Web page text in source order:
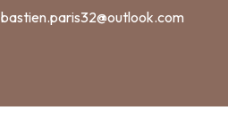
bastien.paris32@outlook.com